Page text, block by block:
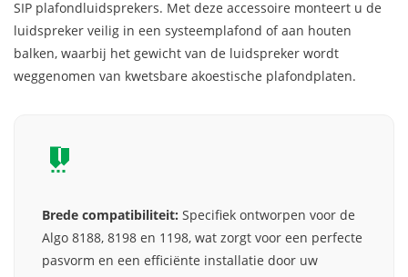
SIP plafondluidsprekers. Met deze accessoire monteert u de
luidspreker veilig in een systeemplafond of aan houten
balken, waarbij het gewicht van de luidspreker wordt
weggenomen van kwetsbare akoestische plafondplaten.
Brede compatibiliteit: Specifiek ontworpen voor de
Algo 8188, 8198 en 1198, wat zorgt voor een perfecte
pasvorm en een efficiënte installatie door uw